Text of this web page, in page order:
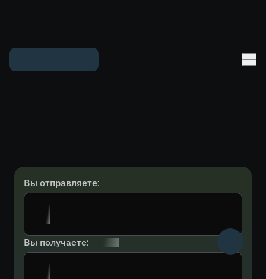
Вы отправляете:
Вы получаете: